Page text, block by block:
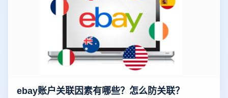
ebay账户关联因素有哪些？怎么防关联？